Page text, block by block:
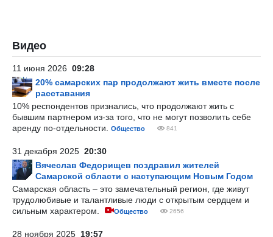
Видео
11 июня 2026 09:28
20% самарских пар продолжают жить вместе после
расставания
10% респондентов признались, что продолжают жить с
бывшим партнером из-за того, что не могут позволить себе
аренду по-отдельности.
Общество 841
31 декабря 2025 20:30
Вячеслав Федорищев поздравил жителей
Самарской области с наступающим Новым Годом
Самарская область – это замечательный регион, где живут
трудолюбивые и талантливые люди с открытым сердцем и
сильным характером.
Общество 2656
28 ноября 2025 19:57